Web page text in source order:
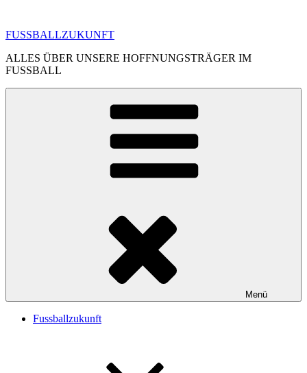
springen
FUSSBALLZUKUNFT
ALLES ÜBER UNSERE HOFFNUNGSTRÄGER IM
FUSSBALL
Menü
Fussballzukunft